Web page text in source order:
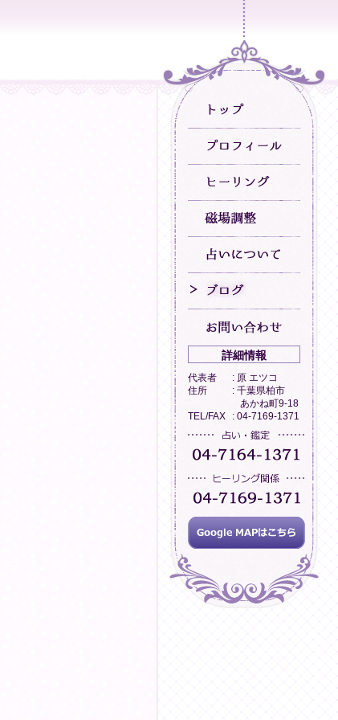
詳細情報
代表者
: 原 エツコ
住所
: 千葉県柏市
あかね町9-18
TEL/FAX
: 04-7169-1371